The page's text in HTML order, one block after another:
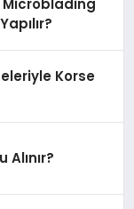
Korse
Alınır?